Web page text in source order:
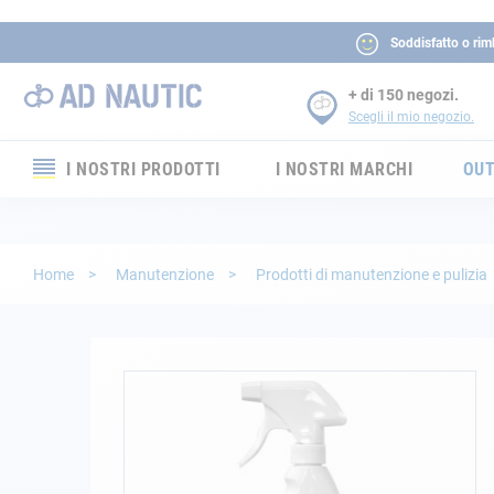
Soddisfatto o
+ di 150 negozi.
Scegli il mio negozio.
I NOSTRI PRODOTTI
Elettricità
I NOSTRI MARCHI
Home Manutenzione Prodotti di manutenzione e pulizia